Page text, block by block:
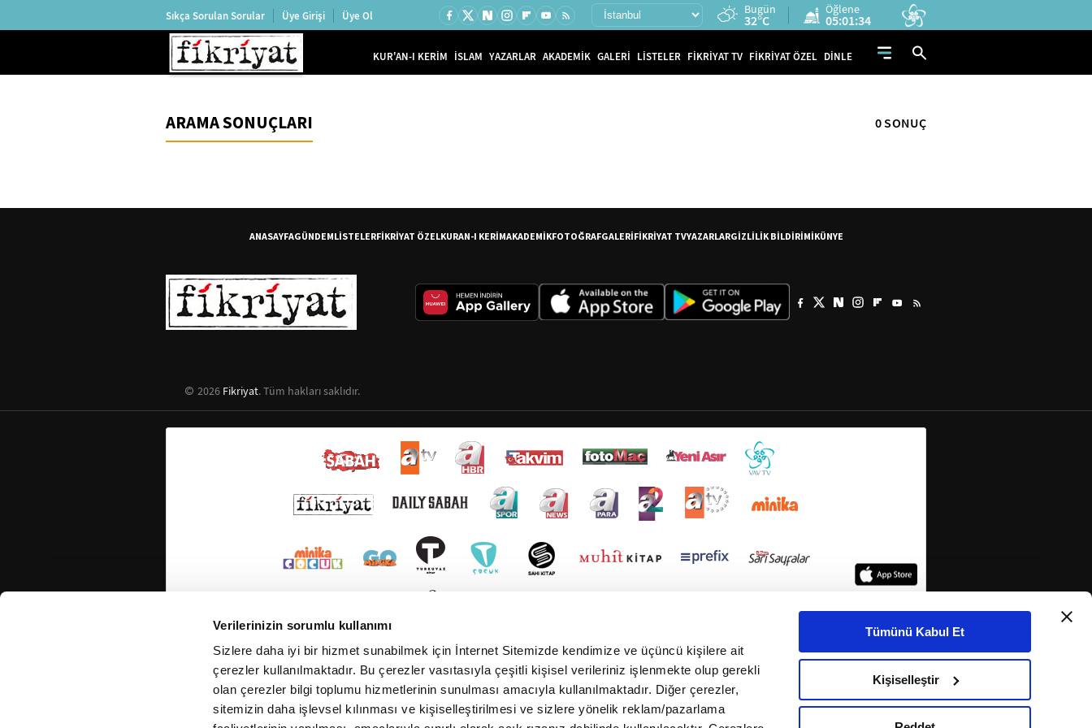
Verilerinizin sorumlu kullanımı
Sizlere daha iyi bir hizmet sunabilmek için İnternet Sitemizde kendimize ve üçüncü kişilere ait
çerezler kullanılmaktadır. Bu çerezler vasıtasıyla çeşitli kişisel verileriniz işlenmekte olup gerekli
olan çerezler bilgi toplumu hizmetlerinin sunulması amacıyla kullanılmaktadır. Diğer çerezler,
sitemizin daha işlevsel kılınması ve kişiselleştirilmesi ve sizlere yönelik reklam/pazarlama
Tümünü Kabul Et
Kişiselleştir
Sıkça Sorulan Sorular Üye Girişi Üye Ol Bugün
32°C
Öğlene
05:01:34
KUR'AN-I KERİM İSLAM YAZARLAR AKADEMİK GALERİ LİSTELER FİKRİYAT TV FİKRİYAT ÖZEL DİNLE
ARAMA SONUÇLARI 0 SONUÇ
ANASAYFAGÜNDEMLİSTELERFİKRİYAT ÖZELKURAN-I KERİMAKADEMİKFOTOĞRAFGALERİFİKRİYAT TVYAZARLARGİZLİLİK BİLDİRİMİKÜNYE
2026 Fikriyat. Tüm hakları saklıdır.